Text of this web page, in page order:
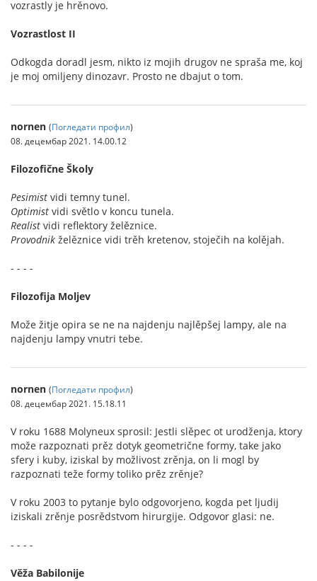
vozrastly je hrěnovo.
Vozrastlost II
Odkogda doradl jesm, nikto iz mojih drugov ne spraša me, koj
je moj omiljeny dinozavr. Prosto ne dbajut o tom.
nornen (Погледати профил)
08. децембар 2021. 14.00.12
Filozofične Školy
Pesimist vidi temny tunel.
Optimist vidi světlo v koncu tunela.
Realist vidi reflektory želěznice.
Provodnik želěznice vidi trěh kretenov, stoječih na kolějah.
- - - -
Filozofija Moljev
Može žitje opira se ne na najdenju najlěpšej lampy, ale na
najdenju lampy vnutri tebe.
nornen (Погледати профил)
08. децембар 2021. 15.18.11
V roku 1688 Molyneux sprosil: Jestli slěpec ot urodženja, ktory
može razpoznati prěz dotyk geometrične formy, take jako
sfery i kuby, iziskal by možlivost zrěnja, on li mogl by
razpoznati teže formy toliko prěz zrěnje?
V roku 2003 to pytanje bylo odgovorjeno, kogda pet ljudij
iziskali zrěnje posrědstvom hirurgije. Odgovor glasi: ne.
- - - -
Věža Babilonije